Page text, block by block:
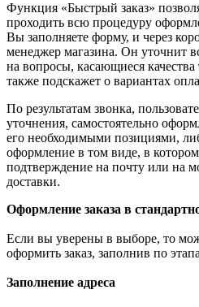
Функция «Быстрый заказ»
проходить всю процедуру
Вы заполняете форму, и через
менеджер магазина. Он уточнит
на вопросы, касающиеся качества
также подскажет о вариантах
По результатам звонка,
уточнения, самостоятельно
его необходимыми позициями,
оформление в том виде, в
подтверждение на почту или на
доставки.
Оформление заказа в
Если вы уверены в выборе, то
оформить заказ, заполнив по
Заполнение адреса